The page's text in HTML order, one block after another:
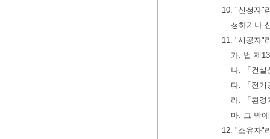
10. "신청자"
청하거나
11. "시공자"
가. 법 제
나. 「건설
다. 「전기
라. 「환경
마. 그 밖
12. "소유자"